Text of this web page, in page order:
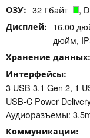
ОЗУ 32 Гбайт ,
Дисплей
16.00
дюйм,
Хранение данных
Интерфейсы
3 USB 3.1 Gen 2, 1
USB-C Power
Аудиоразъёмы:
Коммуникации